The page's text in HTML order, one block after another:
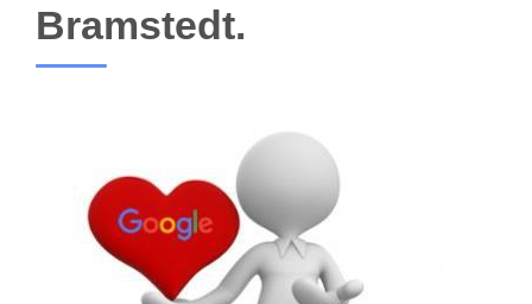
Bramstedt.